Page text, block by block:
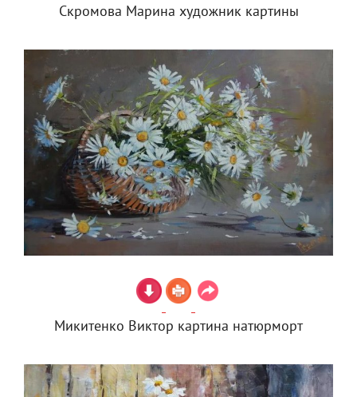
Скромова Марина художник картины
Микитенко Виктор картина натюрморт